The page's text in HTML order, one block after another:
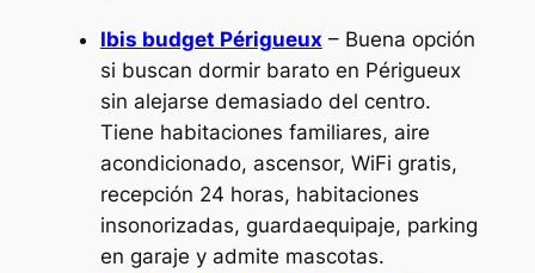
Ibis budget Périgueux – Buena opción
si buscan dormir barato en Périgueux
sin alejarse demasiado del centro.
Tiene habitaciones familiares, aire
acondicionado, ascensor, WiFi gratis,
recepción 24 horas, habitaciones
insonorizadas, guardaequipaje, parking
en garaje y admite mascotas.